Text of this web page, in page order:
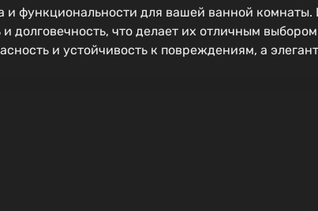
и функциональности для вашей ванной комнаты.
долговечность, что делает их отличным
и устойчивость к повреждениям, а